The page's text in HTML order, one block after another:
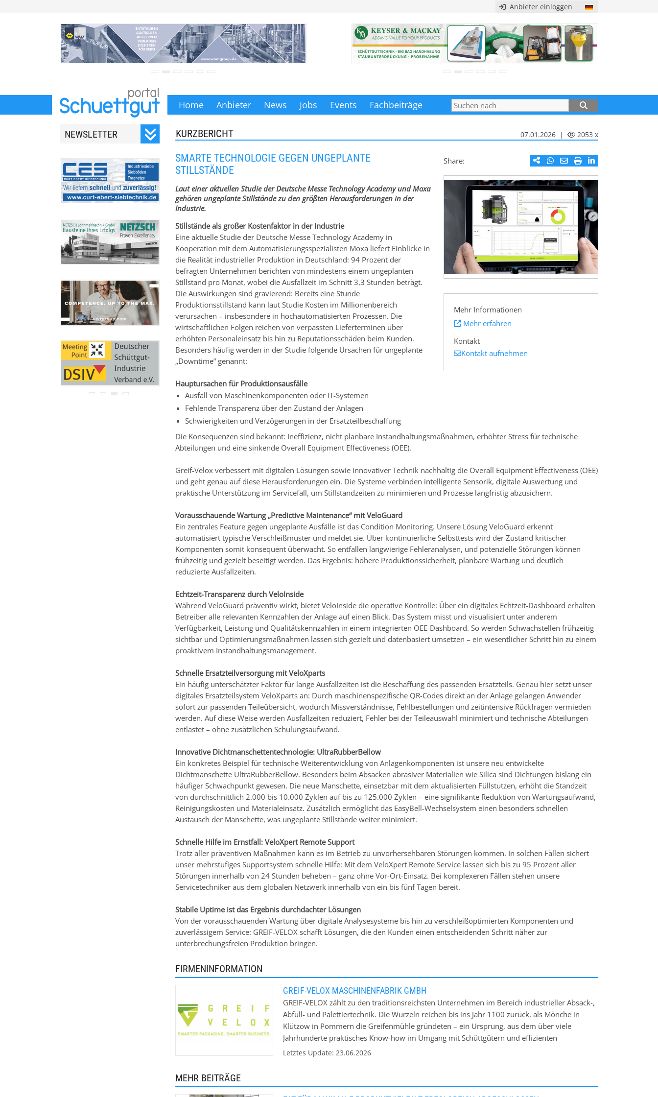
Anbieter einloggen
Home Anbieter News Jobs Events Fachbeiträge
NEWSLETTER
unseren monatlichen
Newsletter.
Ihre Adresse wird nicht an
Dritte weitergegeben.
Zu unserenDatenschutz-
Bestimmungen.
KURZBERICHT 07.01.2026 | 2053 x
Share:
Mehr Informationen
Mehr erfahren
Kontakt
Kontakt aufnehmen
SMARTE TECHNOLOGIE GEGEN UNGEPLANTE
STILLSTÄNDE
Laut einer aktuellen Studie der Deutsche Messe Technology Academy und Moxa
gehören ungeplante Stillstände zu den größten Herausforderungen in der
Industrie.
Stillstände als großer Kostenfaktor in der Industrie
Eine aktuelle Studie der Deutsche Messe Technology Academy in
Kooperation mit dem Automatisierungsspezialisten Moxa liefert Einblicke in
die Realität industrieller Produktion in Deutschland: 94 Prozent der
befragten Unternehmen berichten von mindestens einem ungeplanten
Stillstand pro Monat, wobei die Ausfallzeit im Schnitt 3,3 Stunden beträgt.
Die Auswirkungen sind gravierend: Bereits eine Stunde
Produktionsstillstand kann laut Studie Kosten im Millionenbereich
verursachen – insbesondere in hochautomatisierten Prozessen. Die
wirtschaftlichen Folgen reichen von verpassten Lieferterminen über
erhöhten Personaleinsatz bis hin zu Reputationsschäden beim Kunden.
Besonders häufig werden in der Studie folgende Ursachen für ungeplante
„Downtime“ genannt:
Hauptursachen für Produktionsausfälle
Ausfall von Maschinenkomponenten oder IT-Systemen
Fehlende Transparenz über den Zustand der Anlagen
Schwierigkeiten und Verzögerungen in der Ersatzteilbeschaffung
Die Konsequenzen sind bekannt: Ineffizienz, nicht planbare Instandhaltungsmaßnahmen, erhöhter Stress für technische
Abteilungen und eine sinkende Overall Equipment Effectiveness (OEE).
Greif-Velox verbessert mit digitalen Lösungen sowie innovativer Technik nachhaltig die Overall Equipment Effectiveness (OEE)
und geht genau auf diese Herausforderungen ein. Die Systeme verbinden intelligente Sensorik, digitale Auswertung und
praktische Unterstützung im Servicefall, um Stillstandzeiten zu minimieren und Prozesse langfristig abzusichern.
Vorausschauende Wartung „Predictive Maintenance“ mit VeloGuard
Ein zentrales Feature gegen ungeplante Ausfälle ist das Condition Monitoring. Unsere Lösung VeloGuard erkennt
automatisiert typische Verschleißmuster und meldet sie. Über kontinuierliche Selbsttests wird der Zustand kritischer
Komponenten somit konsequent überwacht. So entfallen langwierige Fehleranalysen, und potenzielle Störungen können
frühzeitig und gezielt beseitigt werden. Das Ergebnis: höhere Produktionssicherheit, planbare Wartung und deutlich
reduzierte Ausfallzeiten.
Echtzeit-Transparenz durch VeloInside
Während VeloGuard präventiv wirkt, bietet VeloInside die operative Kontrolle: Über ein digitales Echtzeit-Dashboard erhalten
Betreiber alle relevanten Kennzahlen der Anlage auf einen Blick. Das System misst und visualisiert unter anderem
Verfügbarkeit, Leistung und Qualitätskennzahlen in einem integrierten OEE-Dashboard. So werden Schwachstellen frühzeitig
sichtbar und Optimierungsmaßnahmen lassen sich gezielt und datenbasiert umsetzen – ein wesentlicher Schritt hin zu einem
proaktivem Instandhaltungsmanagement.
Schnelle Ersatzteilversorgung mit VeloXparts
Ein häufig unterschätzter Faktor für lange Ausfallzeiten ist die Beschaffung des passenden Ersatzteils. Genau hier setzt unser
digitales Ersatzteilsystem VeloXparts an: Durch maschinenspezifische QR-Codes direkt an der Anlage gelangen Anwender
sofort zur passenden Teileübersicht, wodurch Missverständnisse, Fehlbestellungen und zeitintensive Rückfragen vermieden
werden. Auf diese Weise werden Ausfallzeiten reduziert, Fehler bei der Teileauswahl minimiert und technische Abteilungen
entlastet – ohne zusätzlichen Schulungsaufwand.
Innovative Dichtmanschettentechnologie: UltraRubberBellow
Ein konkretes Beispiel für technische Weiterentwicklung von Anlagenkomponenten ist unsere neu entwickelte
Dichtmanschette UltraRubberBellow. Besonders beim Absacken abrasiver Materialien wie Silica sind Dichtungen bislang ein
häufiger Schwachpunkt gewesen. Die neue Manschette, einsetzbar mit dem aktualisierten Füllstutzen, erhöht die Standzeit
von durchschnittlich 2.000 bis 10.000 Zyklen auf bis zu 125.000 Zyklen – eine signifikante Reduktion von Wartungsaufwand,
Reinigungskosten und Materialeinsatz. Zusätzlich ermöglicht das EasyBell-Wechselsystem einen besonders schnellen
Austausch der Manschette, was ungeplante Stillstände weiter minimiert.
Schnelle Hilfe im Ernstfall: VeloXpert Remote Support
Trotz aller präventiven Maßnahmen kann es im Betrieb zu unvorhersehbaren Störungen kommen. In solchen Fällen sichert
unser mehrstufiges Supportsystem schnelle Hilfe: Mit dem VeloXpert Remote Service lassen sich bis zu 95 Prozent aller
Störungen innerhalb von 24 Stunden beheben – ganz ohne Vor-Ort-Einsatz. Bei komplexeren Fällen stehen unsere
Servicetechniker aus dem globalen Netzwerk innerhalb von ein bis fünf Tagen bereit.
Stabile Uptime ist das Ergebnis durchdachter Lösungen
Von der vorausschauenden Wartung über digitale Analysesysteme bis hin zu verschleißoptimierten Komponenten und
zuverlässigem Service: GREIF-VELOX schafft Lösungen, die den Kunden einen entscheidenden Schritt näher zur
unterbrechungsfreien Produktion bringen.
FIRMENINFORMATION
GREIF-VELOX MASCHINENFABRIK GMBH
GREIF-VELOX zählt zu den traditionsreichsten Unternehmen im Bereich industrieller Absack-,
Abfüll- und Palettiertechnik. Die Wurzeln reichen bis ins Jahr 1100 zurück, als Mönche in
Klützow in Pommern die Greifenmühle gründeten – ein Ursprung, aus dem über viele
Jahrhunderte praktisches Know-how im Umgang mit Schüttgütern und effizienten
Verpackungsprozessen gewachsen ist. Auf dieser Erfahrung baute Ernst Mahlkuch, dessen
und Abfüllanlagen für industrielle Anwendungen. Nach 1945 entstand daraus in Lübeck
Letztes Update: 23.06.2026
MEHR BEITRÄGE